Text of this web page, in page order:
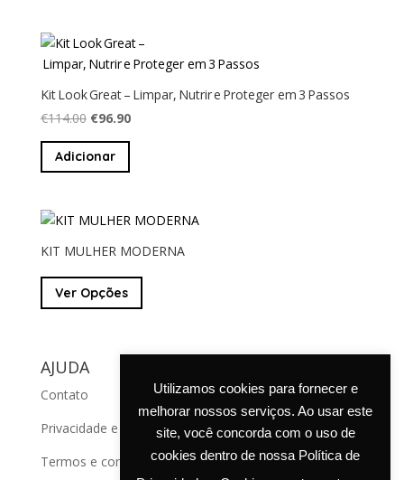
Kit Look Great – Limpar, Nutrir e Proteger em 3 Passos
€114.00 O
preço
original
€96.90O
preço
Adicionar
KIT MULHER MODERNA
Ver Opções
This
variants.
options
may
chosen
AJUDA
Contato
Privacidade e cookies
Termos e condições de venda
Utilizamos cookies para fornecer e
melhorar nossos serviços. Ao usar este
site, você concorda com o uso de
cookies dentro de nossa Política de